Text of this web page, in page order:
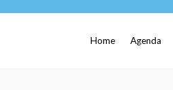
Home Agenda